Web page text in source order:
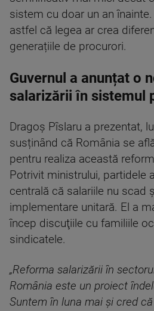
sistem cu doar un an
astfel că legea ar crea
generațiile de procurori.
Guvernul a anunțat o
salarizării în sistemul
Dragoş Pîslaru a prezentat,
susținând că România se
pentru realiza această
Potrivit ministrului, partidele
centrală că salariile nu scad
implementare unitară. El a
încep discuţiile cu familiile
sindicatele.
„Reforma salarizării în
România este un proiect
Suntem în luna mai şi cred